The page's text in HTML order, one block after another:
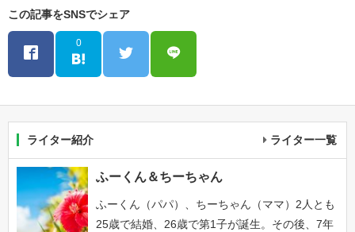
この記事をSNSでシェア
0
ライター紹介 ライター一覧
ふーくん＆ちーちゃん
ふーくん（パパ）、ちーちゃん（ママ）2人とも
25歳で結婚、26歳で第1子が誕生。その後、7年